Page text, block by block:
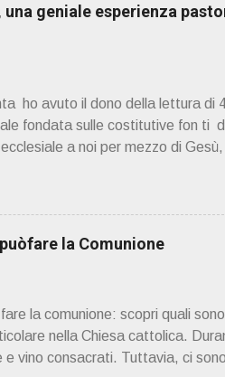
una geniale esperienza
ho avuto il dono della lettura di
fondata sulle costitutive fon ti
a noi per mezzo di
Del suo volume " ERO
Boninsegna , per
8824 PRESENTAZIONE R
libro di Georges Bernanos , "
la Comunione
la comunione: scopri quali
nella Chiesa cattolica.
vino consacrati. Tuttavia, ci